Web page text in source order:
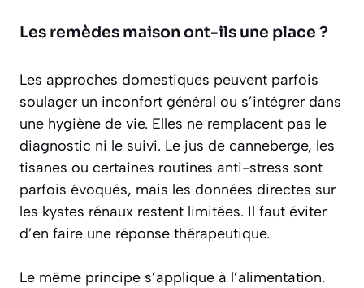
Les remèdes maison ont-ils une place ?
Les approches domestiques peuvent parfois
soulager un inconfort général ou s’intégrer dans
une hygiène de vie. Elles ne remplacent pas le
diagnostic ni le suivi. Le jus de canneberge, les
tisanes ou certaines routines anti-stress sont
parfois évoqués, mais les données directes sur
les kystes rénaux restent limitées. Il faut éviter
d’en faire une réponse thérapeutique.
Le même principe s’applique à l’alimentation.